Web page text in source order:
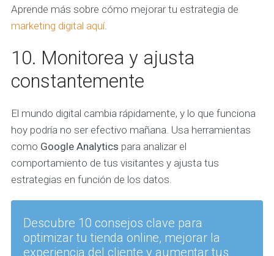
Aprende más sobre cómo mejorar tu estrategia de
marketing digital aquí.
10. Monitorea y ajusta
constantemente
El mundo digital cambia rápidamente, y lo que funciona
hoy podría no ser efectivo mañana. Usa herramientas
como Google Analytics para analizar el
comportamiento de tus visitantes y ajusta tus
estrategias en función de los datos.
Descubre 10 consejos clave para
optimizar tu tienda online, mejorar la
experiencia del cliente y aumentar tus